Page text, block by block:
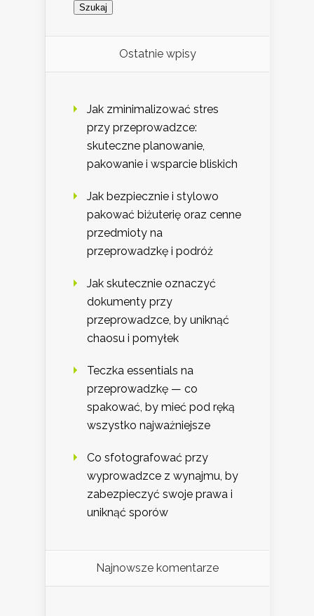
Ostatnie wpisy
Jak zminimalizować stres
przy przeprowadzce:
skuteczne planowanie,
pakowanie i wsparcie bliskich
Jak bezpiecznie i stylowo
pakować biżuterię oraz cenne
przedmioty na
przeprowadzkę i podróż
Jak skutecznie oznaczyć
dokumenty przy
przeprowadzce, by uniknąć
chaosu i pomyłek
Teczka essentials na
przeprowadzkę — co
spakować, by mieć pod ręką
wszystko najważniejsze
Co sfotografować przy
wyprowadzce z wynajmu, by
zabezpieczyć swoje prawa i
uniknąć sporów
Najnowsze komentarze